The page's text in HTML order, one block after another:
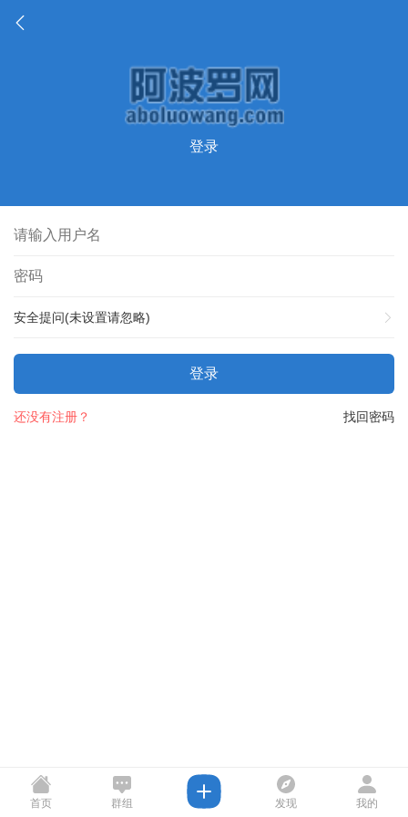
登录
安全提问(未设置请忽略)
登录
找回密码
还没有注册？
首页 群组 发现 我的